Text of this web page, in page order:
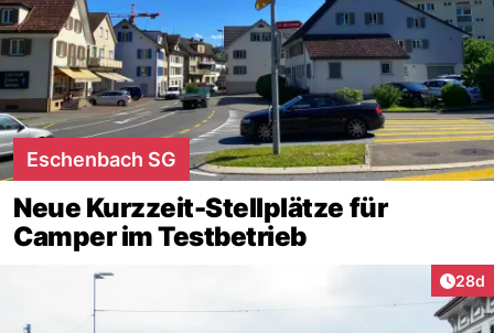
Eschenbach SG
Neue Kurzzeit-Stellplätze für
Camper im Testbetrieb
28d